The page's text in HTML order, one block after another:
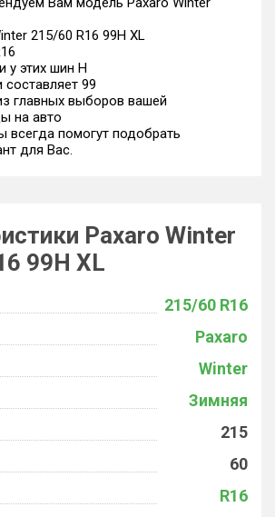
215/60 R16 99H XL
у этих шин H
составляет 99
главных выборов вашей
на авто
помогут подобрать
для Вас.
Paxaro Winter
99H XL
215/60 R16
Paxaro
Winter
Зимняя
215
60
R16